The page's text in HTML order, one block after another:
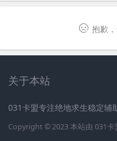
抱歉
关于本站
031卡盟专注绝地求生稳定辅
Copyright © 2023 本站由 031卡